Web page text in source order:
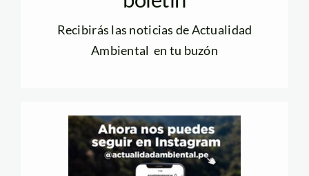
Recibirás las noticias de Actualidad
Ambiental en tu buzón